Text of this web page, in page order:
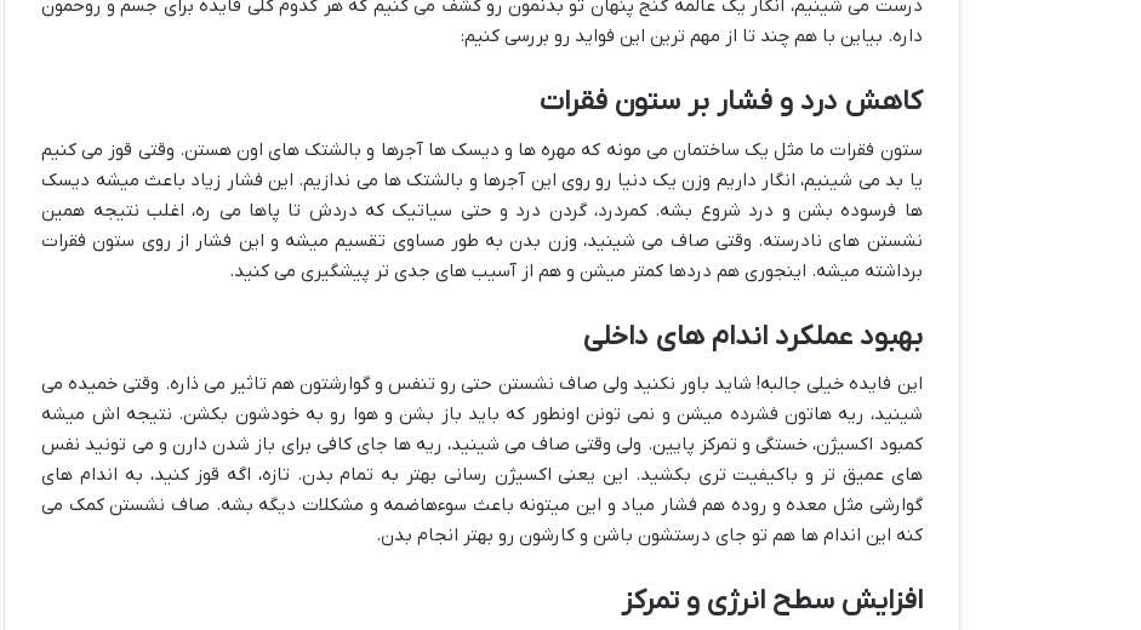
درست می شینیم، انگار یک عالمه گنج پنهان تو بدنمون رو کشف می کنیم که هر کدوم کلی فایده برای جسم و روحمون
داره. بیاین با هم چند تا از مهم ترین این فواید رو بررسی کنیم:
کاهش درد و فشار بر ستون فقرات
ستون فقرات ما مثل یک ساختمان می مونه که مهره ها و دیسک ها آجرها و بالشتک های اون هستن. وقتی قوز می کنیم
یا بد می شینیم، انگار داریم وزن یک دنیا رو روی این آجرها و بالشتک ها می ندازیم. این فشار زیاد باعث میشه دیسک
ها فرسوده بشن و درد شروع بشه. کمردرد، گردن درد و حتی سیاتیک که دردش تا پاها می ره، اغلب نتیجه همین
نشستن های نادرسته. وقتی صاف می شینید، وزن بدن به طور مساوی تقسیم میشه و این فشار از روی ستون فقرات
برداشته میشه. اینجوری هم دردها کمتر میشن و هم از آسیب های جدی تر پیشگیری می کنید.
بهبود عملکرد اندام های داخلی
این فایده خیلی جالبه! شاید باور نکنید ولی صاف نشستن حتی رو تنفس و گوارشتون هم تاثیر می ذاره. وقتی خمیده می
شینید، ریه هاتون فشرده میشن و نمی تونن اونطور که باید باز بشن و هوا رو به خودشون بکشن. نتیجه اش میشه
کمبود اکسیژن، خستگی و تمرکز پایین. ولی وقتی صاف می شینید، ریه ها جای کافی برای باز شدن دارن و می تونید نفس
های عمیق تر و باکیفیت تری بکشید. این یعنی اکسیژن رسانی بهتر به تمام بدن. تازه، اگه قوز کنید، به اندام های
گوارشی مثل معده و روده هم فشار میاد و این میتونه باعث سوءهاضمه و مشکلات دیگه بشه. صاف نشستن کمک می
کنه این اندام ها هم تو جای درستشون باشن و کارشون رو بهتر انجام بدن.
افزایش سطح انرژی و تمرکز